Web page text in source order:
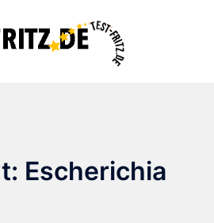
Escherichia